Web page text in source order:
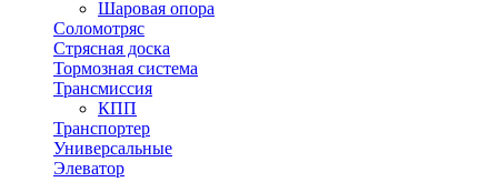
Шаровая опора
Соломотряс
Стрясная доска
Тормозная система
Трансмиссия
КПП
Транспортер
Универсальные
Элеватор